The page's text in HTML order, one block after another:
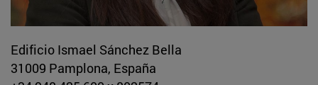
Edificio Ismael Sánchez Bella
31009 Pamplona, España